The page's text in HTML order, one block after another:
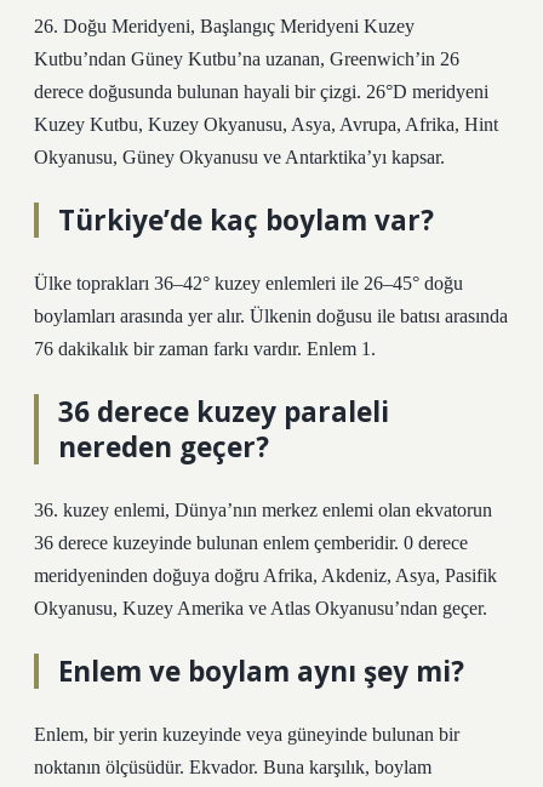
26. Doğu Meridyeni, Başlangıç ​​Meridyeni Kuzey
Kutbu’ndan Güney Kutbu’na uzanan, Greenwich’in 26
derece doğusunda bulunan hayali bir çizgi. 26°D meridyeni
Kuzey Kutbu, Kuzey Okyanusu, Asya, Avrupa, Afrika, Hint
Okyanusu, Güney Okyanusu ve Antarktika’yı kapsar.
Türkiye’de kaç boylam var?
Ülke toprakları 36–42° kuzey enlemleri ile 26–45° doğu
boylamları arasında yer alır. Ülkenin doğusu ile batısı arasında
76 dakikalık bir zaman farkı vardır. Enlem 1.
36 derece kuzey paraleli
nereden geçer?
36. kuzey enlemi, Dünya’nın merkez enlemi olan ekvatorun
36 derece kuzeyinde bulunan enlem çemberidir. 0 derece
meridyeninden doğuya doğru Afrika, Akdeniz, Asya, Pasifik
Okyanusu, Kuzey Amerika ve Atlas Okyanusu’ndan geçer.
Enlem ve boylam aynı şey mi?
Enlem, bir yerin kuzeyinde veya güneyinde bulunan bir
noktanın ölçüsüdür. Ekvador. Buna karşılık, boylam